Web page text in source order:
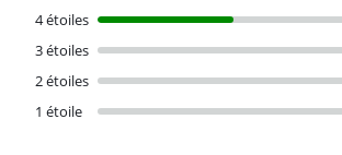
4 étoiles
3 étoiles
2 étoiles
1 étoile